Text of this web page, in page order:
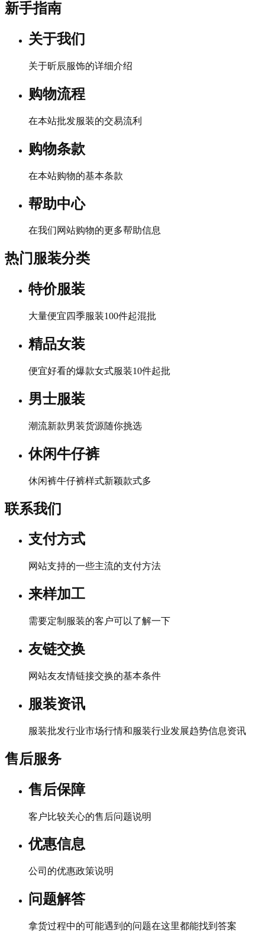
新手指南
关于我们
关于昕辰服饰的详细介绍
购物流程
在本站批发服装的交易流利
购物条款
在本站购物的基本条款
帮助中心
在我们网站购物的更多帮助信息
热门服装分类
特价服装
大量便宜四季服装100件起混批
精品女装
便宜好看的爆款女式服装10件起批
男士服装
潮流新款男装货源随你挑选
休闲牛仔裤
休闲裤牛仔裤样式新颖款式多
联系我们
支付方式
网站支持的一些主流的支付方法
来样加工
需要定制服装的客户可以了解一下
友链交换
网站友友情链接交换的基本条件
服装资讯
服装批发行业市场行情和服装行业发展趋势信息资讯
售后服务
售后保障
客户比较关心的售后问题说明
优惠信息
公司的优惠政策说明
问题解答
拿货过程中的可能遇到的问题在这里都能找到答案